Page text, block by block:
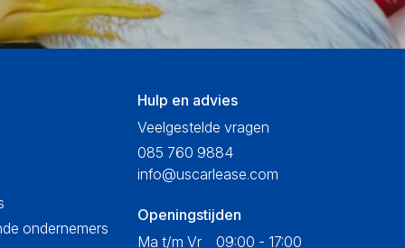
ondernemers
Hulp en advies
Veelgestelde vragen
085 760 9884
info@uscarlease.com
Openingstijden
Ma t/m Vr
09:00 - 17:00